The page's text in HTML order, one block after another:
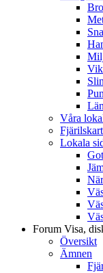
Våra
Lokala
Forum Visa,
Översikt
Ämnen